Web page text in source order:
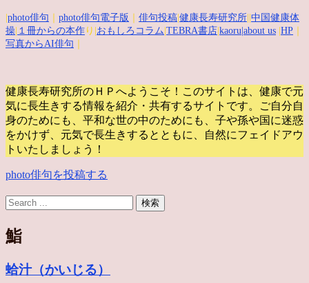
photo俳句 photo俳句電子版 俳句投稿 健康長寿研究所 中国健康体
操 １冊からの本作 り| おもしろコラム TEBRA書店 kaoru |about us HP
写真からAI俳句
健康長寿研究所のＨＰへようこそ！このサイトは、健康で元
気に長生きする情報を紹介・共有するサイトです。
ご自分自
身のためにも、平和な世の中のためにも、子や孫や国に迷惑
をかけず、元気で長生きするとともに、自然にフェイドアウ
トいたしましょう！
photo俳句を投稿する
鮨
蛤汁（かいじる）